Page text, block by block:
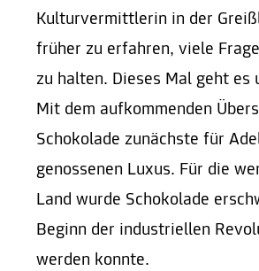
Kulturvermittlerin in der
früher zu erfahren, viele
zu halten. Dieses Mal geht es
Mit dem aufkommenden
Schokolade zunächste für
genossenen Luxus. Für die
Land wurde Schokolade
Beginn der industriellen
werden konnte.